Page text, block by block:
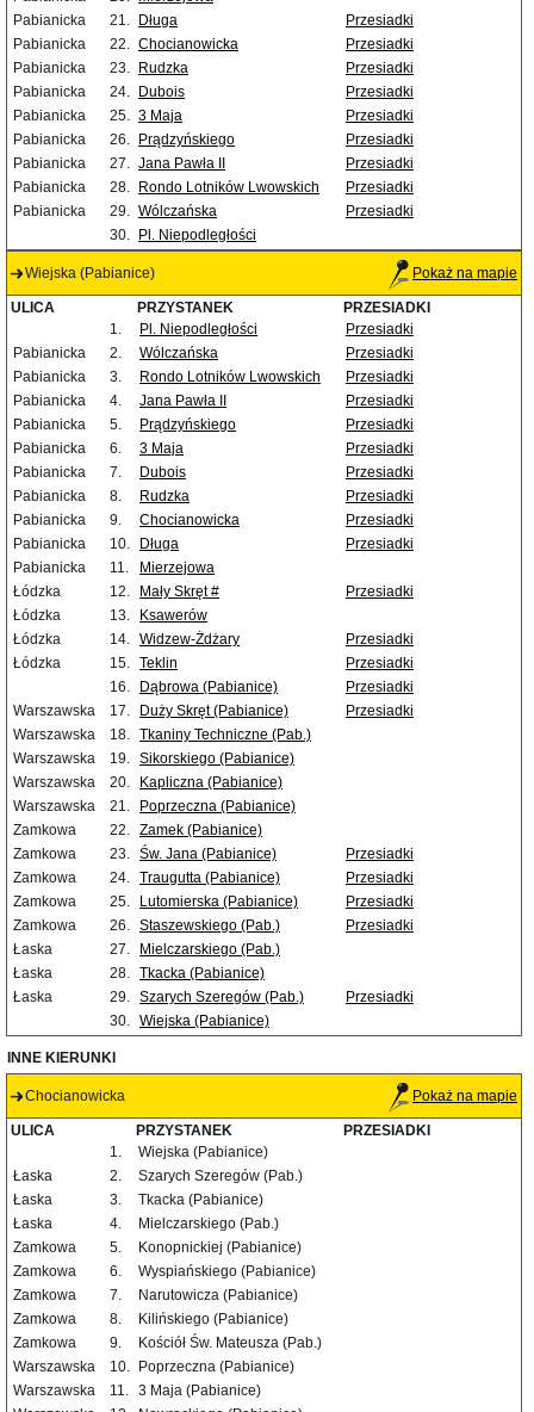
Pabianicka
21. Długa
Przesiadki
Pabianicka
22. Chocianowicka
Przesiadki
Pabianicka
23. Rudzka
Przesiadki
Pabianicka
24. Dubois
Przesiadki
Pabianicka
25. 3 Maja
Przesiadki
Pabianicka
26. Prądzyńskiego
Przesiadki
Pabianicka
27. Jana Pawła II
Przesiadki
Pabianicka
28. Rondo Lotników Lwowskich
Przesiadki
Pabianicka
29. Wólczańska
Przesiadki
30.
Pl. Niepodległości
Wiejska (Pabianice) Pokaż na mapie
ULICA PRZYSTANEK
PRZESIADKI
1.
Pl. Niepodległości
Przesiadki
Pabianicka
2. Wólczańska
Przesiadki
Pabianicka
3. Rondo Lotników Lwowskich
Przesiadki
Pabianicka
4. Jana Pawła II
Przesiadki
Pabianicka
5. Prądzyńskiego
Przesiadki
Pabianicka
6. 3 Maja
Przesiadki
Pabianicka
7. Dubois
Przesiadki
Pabianicka
8. Rudzka
Przesiadki
Pabianicka
9. Chocianowicka
Przesiadki
Pabianicka
10. Długa
Przesiadki
Pabianicka
11.
Mierzejowa
Łódzka
12. Mały Skręt #
Przesiadki
Łódzka
13.
Ksawerów
Łódzka
14. Widzew-Żdżary
Przesiadki
Łódzka
15. Teklin
Przesiadki
16.
Dąbrowa (Pabianice)
Przesiadki
Warszawska
17. Duży Skręt (Pabianice)
Przesiadki
Warszawska
18. Tkaniny Techniczne (Pab.)
Warszawska
19. Sikorskiego (Pabianice)
Warszawska
20.
Kapliczna (Pabianice)
Warszawska
21.
Poprzeczna (Pabianice)
Zamkowa
22. Zamek (Pabianice)
Zamkowa
23. Św. Jana (Pabianice)
Przesiadki
Zamkowa
24. Traugutta (Pabianice)
Przesiadki
Zamkowa
25. Lutomierska (Pabianice)
Przesiadki
Zamkowa
26. Staszewskiego (Pab.)
Przesiadki
Łaska
27.
Mielczarskiego (Pab.)
Łaska
28. Tkacka (Pabianice)
Łaska
29. Szarych Szeregów (Pab.)
Przesiadki
30. Wiejska (Pabianice)
INNE KIERUNKI
Chocianowicka Pokaż na mapie
ULICA PRZYSTANEK
PRZESIADKI
1.
Wiejska (Pabianice)
Łaska
2.
Szarych Szeregów (Pab.)
Łaska
3.
Tkacka (Pabianice)
Łaska
4.
Mielczarskiego (Pab.)
Zamkowa
5.
Konopnickiej (Pabianice)
Zamkowa
6.
Wyspiańskiego (Pabianice)
Zamkowa
7.
Narutowicza (Pabianice)
Zamkowa
8.
Kilińskiego (Pabianice)
Zamkowa
9.
Kościół Św. Mateusza (Pab.)
Warszawska
10.
Poprzeczna (Pabianice)
Warszawska
11. 3 Maja (Pabianice)